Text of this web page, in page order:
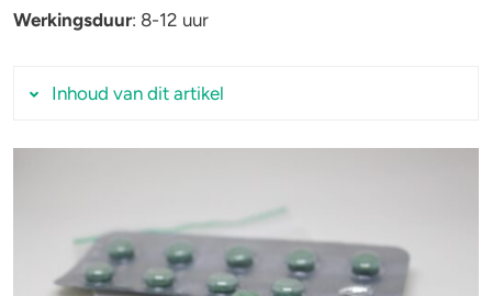
Ketamine
Heroïne
4-FA
Check je gebruik
Werkingsduur: 8-12 uur
Inhoud van dit artikel
Wat zijn de risico’s van bromazolam?
Veelgestelde vragen